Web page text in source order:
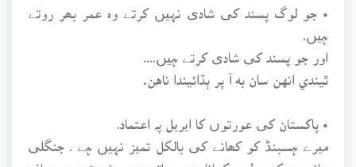
• جو لوگ پسند کی شادی نہیں کرتے وہ عمر بھر روتے
اور جو پسند کی شادی کرتے ہیں۔۔۔۔
ٿيندي انهن سان به آ پر ٻڌائيندا ناهن.
• پاکستان کی عورتوں کا ایریل پہ اعتماد۔
میرے ہسبنڈ کو کھانے کی بالکل تمیز نہیں ہے ۔ جنگلی
جانورں کی طرح کھانا، پھر ہاتھ بھی شرٹ سے صاف